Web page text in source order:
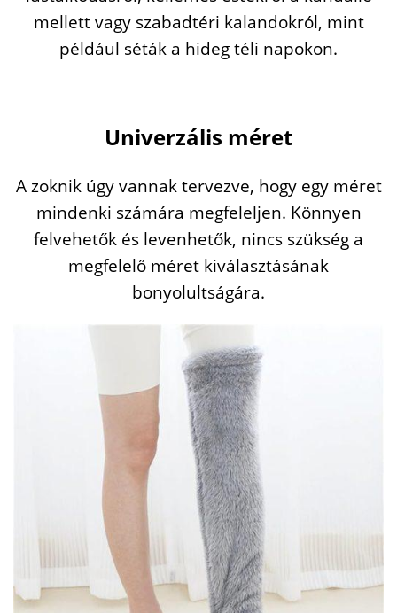
mellett vagy szabadtéri kalandokról, mint
például séták a hideg téli napokon.
Univerzális méret
A zoknik úgy vannak tervezve, hogy egy méret
mindenki számára megfeleljen. Könnyen
felvehetők és levenhetők, nincs szükség a
megfelelő méret kiválasztásának
bonyolultságára.